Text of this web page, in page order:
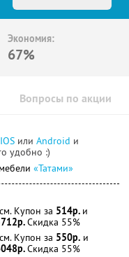
Экономия:
67%
Вопросы по акции
IOS или Android и
удобно :)
«Татами»
Купон за 514р. и
Скидка 55%
Купон за 550р. и
Скидка 55%